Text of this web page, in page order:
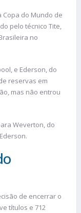
Copa do Mundo de
pelo técnico Tite,
no
e Ederson, do
reservas em
mas não entrou
Weverton, do
de encerrar o
títulos e 712